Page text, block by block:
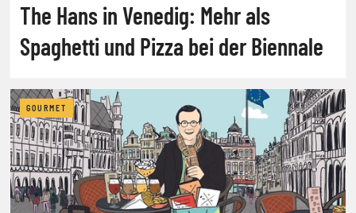
The Hans in Venedig: Mehr als
Spaghetti und Pizza bei der Biennale
GOURMET